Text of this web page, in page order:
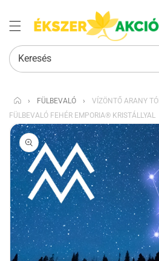
Keresés
› FÜLBEVALÓ ›
VÍZÖNTŐ ARANY
FÜLBEVALÓ FEHÉR EMPORIA® KRISTÁLLYAL
KIHAGYÁS, ÉS
UGRÁS A
TERMÉKADATOKRA